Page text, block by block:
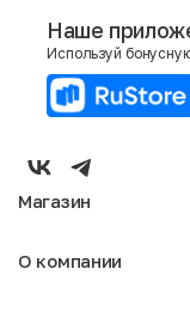
E-mail
Мужской
Наше
Используй
Магазин
Мужское
О компании